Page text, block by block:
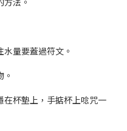
法。
量要蓋過符文。
杯墊上，手掂杯上唸咒一